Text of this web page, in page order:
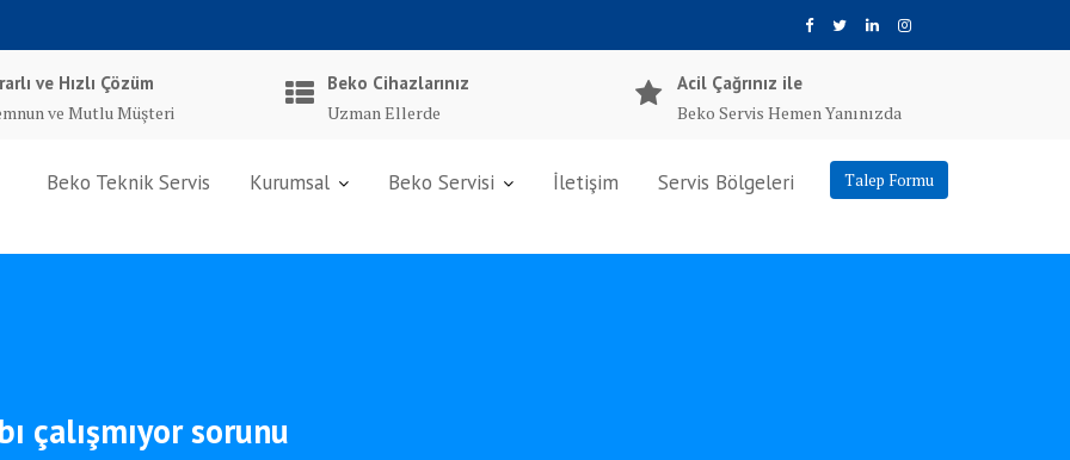
ve Hızlı Çözüm
ve Mutlu Müşteri
Beko Cihazlarınız
Uzman Ellerde
Acil Çağrınız ile
Beko Servis Hemen Yanınızda
Talep Formu
Beko Teknik Servis Kurumsal Beko Servisi İletişim Servis Bölgeleri
çalışmıyor sorunu